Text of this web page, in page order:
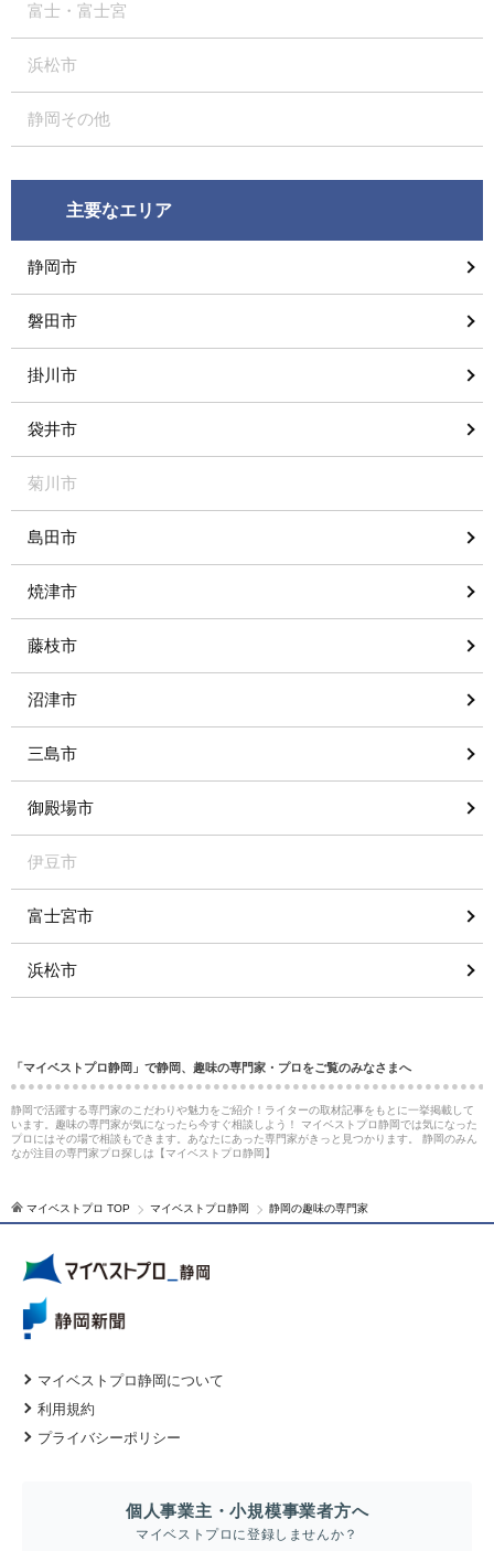
富士・富士宮
浜松市
静岡その他
主要なエリア
静岡市
磐田市
掛川市
袋井市
菊川市
島田市
焼津市
藤枝市
沼津市
三島市
御殿場市
伊豆市
富士宮市
浜松市
「マイベストプロ静岡」で静岡、趣味の専門家・プロをご覧のみなさまへ
静岡で活躍する専門家のこだわりや魅力をご紹介！ライターの取材記事をもとに一挙掲載して
います。趣味の専門家が気になったら今すぐ相談しよう！ マイベストプロ静岡では気になった
プロにはその場で相談もできます。あなたにあった専門家がきっと見つかります。 静岡のみん
なが注目の専門家プロ探しは【マイベストプロ静岡】
マイベストプロ TOP マイベストプロ静岡 静岡の趣味の専門家
マイベストプロ静岡について
利用規約
プライバシーポリシー
個人事業主・小規模事業者方へ
マイベストプロに登録しませんか？